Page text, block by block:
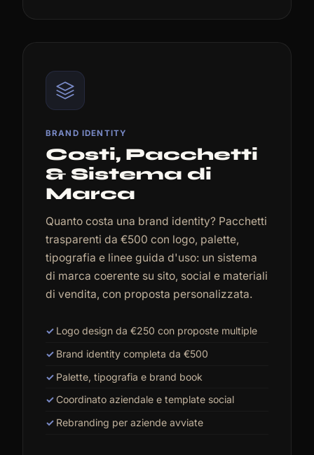
BRAND IDENTITY
Costi, Pacchetti
& Sistema di
Marca
Quanto costa una brand identity? Pacchetti
trasparenti da €500 con logo, palette,
tipografia e linee guida d'uso: un sistema
di marca coerente su sito, social e materiali
di vendita, con proposta personalizzata.
Logo design da €250 con proposte multiple
Brand identity completa da €500
Palette, tipografia e brand book
Coordinato aziendale e template social
Rebranding per aziende avviate